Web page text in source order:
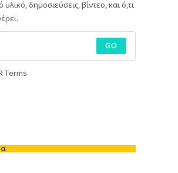
υλικό, δημοσιεύσεις, βίντεο, και ό,τι
GO
Terms